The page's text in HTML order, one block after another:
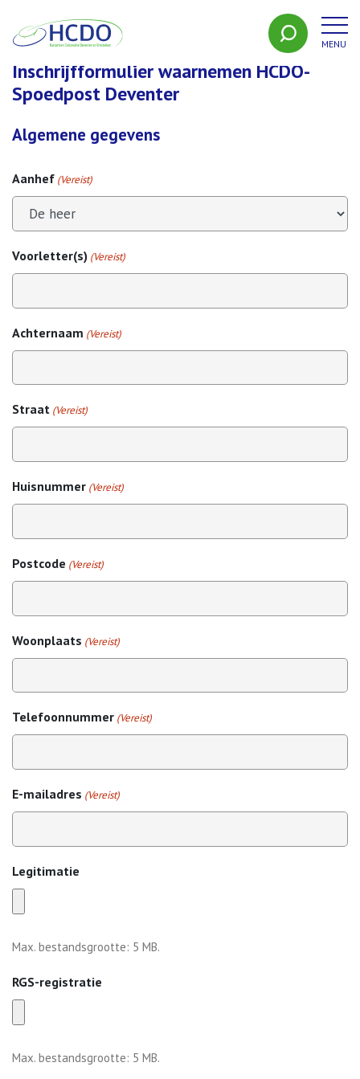
MENU
Inschrijfformulier waarnemen HCDO-
Spoedpost Deventer
Algemene gegevens
Aanhef (Vereist)
Voorletter(s) (Vereist)
Achternaam (Vereist)
Straat (Vereist)
Huisnummer (Vereist)
Postcode (Vereist)
Woonplaats (Vereist)
Telefoonnummer (Vereist)
E-mailadres (Vereist)
Legitimatie
Max. bestandsgrootte: 5 MB.
RGS-registratie
Max. bestandsgrootte: 5 MB.